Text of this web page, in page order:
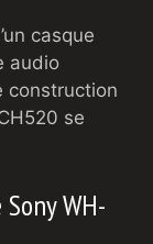
casque
audio
construction
se
WH-